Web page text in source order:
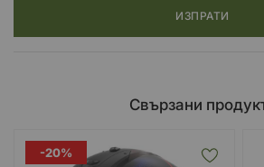
ИЗПРАТИ
Свързани
-20%